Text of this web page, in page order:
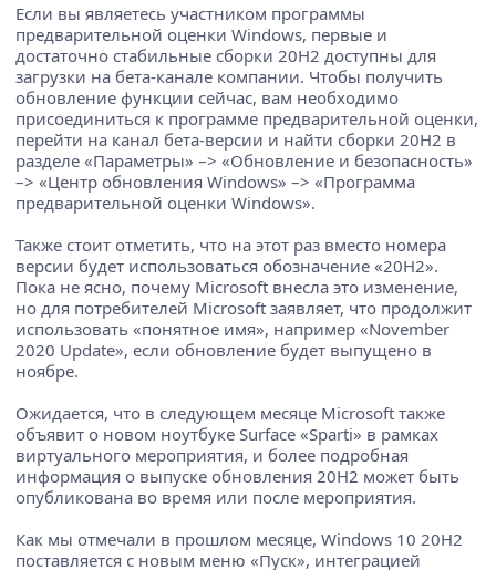
Если вы являетесь участником программы
предварительной оценки Windows, первые и
достаточно стабильные сборки 20H2 доступны для
загрузки на бета-канале компании. Чтобы получить
обновление функции сейчас, вам необходимо
присоединиться к программе предварительной оценки,
перейти на канал бета-версии и найти сборки 20H2 в
разделе «Параметры» –> «Обновление и безопасность»
–> «Центр обновления Windows» –> «Программа
предварительной оценки Windows».
Также стоит отметить, что на этот раз вместо номера
версии будет использоваться обозначение «20H2».
Пока не ясно, почему Microsoft внесла это изменение,
но для потребителей Microsoft заявляет, что продолжит
использовать «понятное имя», например «November
2020 Update», если обновление будет выпущено в
ноябре.
Ожидается, что в следующем месяце Microsoft также
объявит о новом ноутбуке Surface «Sparti» в рамках
виртуального мероприятия, и более подробная
информация о выпуске обновления 20H2 может быть
опубликована во время или после мероприятия.
Как мы отмечали в прошлом месяце, Windows 10 20H2
поставляется с новым меню «Пуск», интеграцией